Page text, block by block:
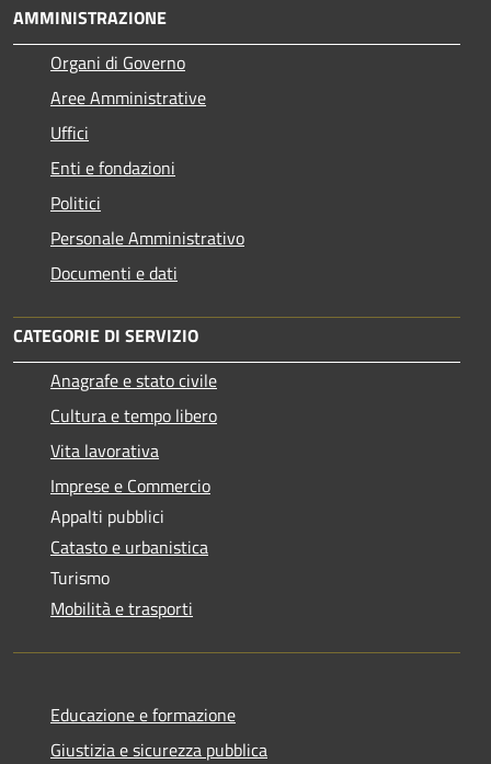
AMMINISTRAZIONE
Organi di Governo
Aree Amministrative
Uffici
Enti e fondazioni
Politici
Personale Amministrativo
Documenti e dati
CATEGORIE DI SERVIZIO
Anagrafe e stato civile
Cultura e tempo libero
Vita lavorativa
Imprese e Commercio
Appalti pubblici
Catasto e urbanistica
Turismo
Mobilità e trasporti
Educazione e formazione
Giustizia e sicurezza pubblica